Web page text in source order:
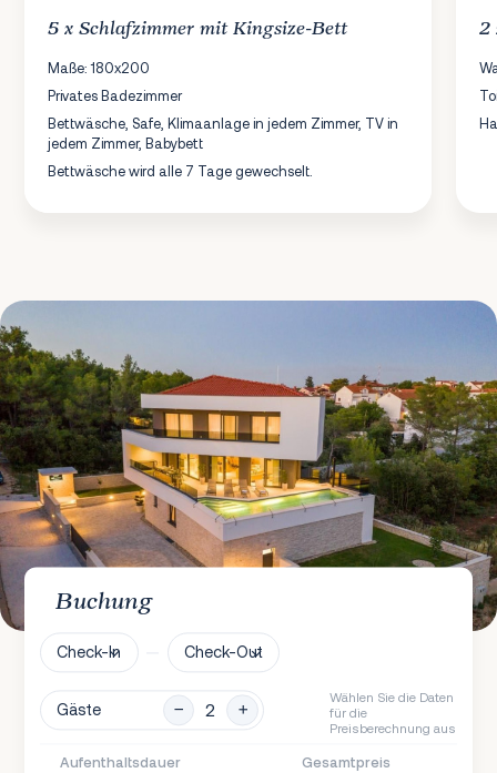
5 xSchlafzimmer mit Kingsize-Bett
Maße: 180x200
Privates Badezimmer
Bettwäsche, Safe, Klimaanlage in jedem Zimmer, TV in
jedem Zimmer, Babybett
Bettwäsche wird alle 7 Tage gewechselt.
2
Buchung
Check-In Check-Out
Gäste
Wählen Sie die Daten
für die
Preisberechnung aus
Aufenthaltsdauer Gesamtpreis